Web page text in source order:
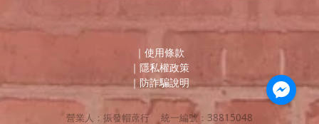
｜ 使用條款
｜ 隱私權政策
｜防詐騙說明
營業人： 振發帽蓆行 統一編號： 38815048